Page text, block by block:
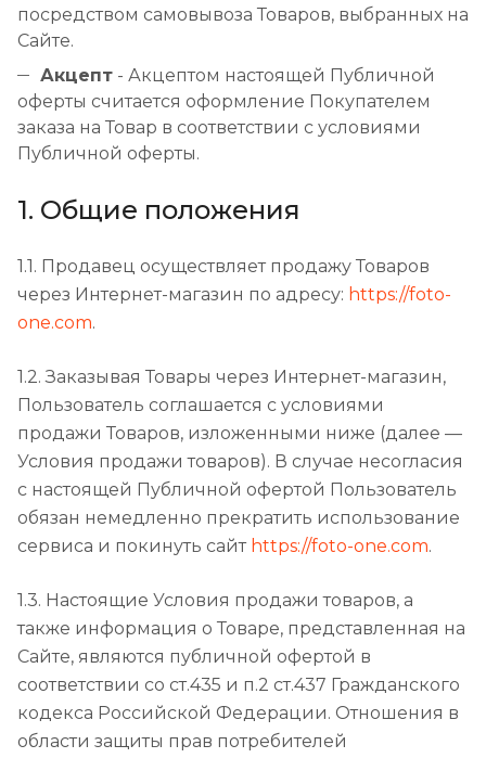
посредством самовывоза Товаров, выбранных на
Сайте.
Акцепт - Акцептом настоящей Публичной
оферты считается оформление Покупателем
заказа на Товар в соответствии с условиями
Публичной оферты.
1. Общие положения
1.1. Продавец осуществляет продажу Товаров
через Интернет-магазин по адресу: https://foto-
one.com.
1.2. Заказывая Товары через Интернет-магазин,
Пользователь соглашается с условиями
продажи Товаров, изложенными ниже (далее —
Условия продажи товаров). В случае несогласия
с настоящей Публичной офертой Пользователь
обязан немедленно прекратить использование
сервиса и покинуть сайт https://foto-one.com.
1.3. Настоящие Условия продажи товаров, а
также информация о Товаре, представленная на
Сайте, являются публичной офертой в
соответствии со ст.435 и п.2 ст.437 Гражданского
кодекса Российской Федерации. Отношения в
области защиты прав потребителей